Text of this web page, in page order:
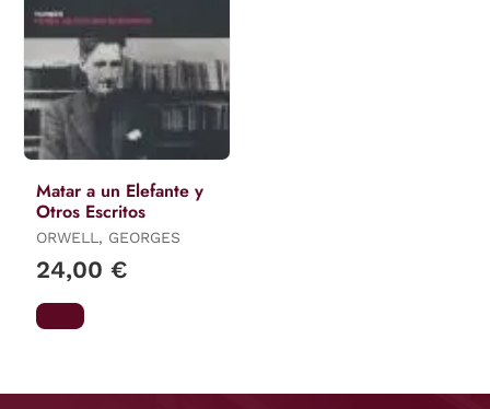
Matar a un Elefante y
Otros Escritos
ORWELL, GEORGES
24,00 €